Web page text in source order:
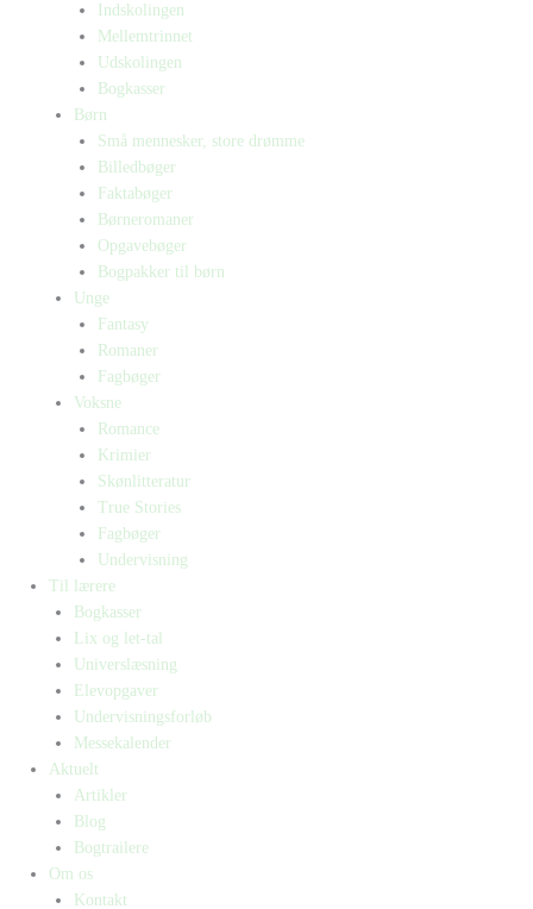
Indskolingen
Mellemtrinnet
Udskolingen
Bogkasser
Børn
Små mennesker, store drømme
Billedbøger
Faktabøger
Børneromaner
Opgavebøger
Bogpakker til børn
Unge
Fantasy
Romaner
Fagbøger
Voksne
Romance
Krimier
Skønlitteratur
True Stories
Fagbøger
Undervisning
Til lærere
Bogkasser
Lix og let-tal
Universlæsning
Elevopgaver
Undervisningsforløb
Messekalender
Aktuelt
Artikler
Blog
Bogtrailere
Om os
Kontakt